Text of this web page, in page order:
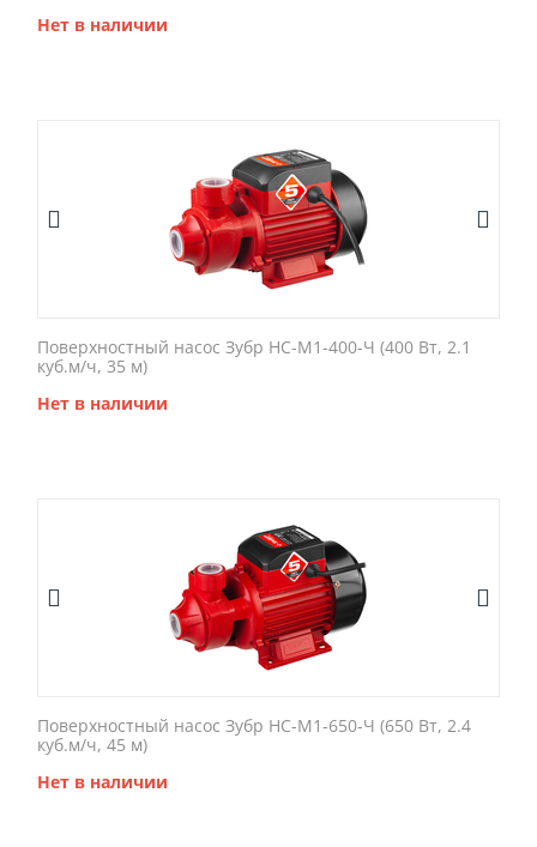
Нет в наличии
Поверхностный насос Зубр НС-М1-400-Ч (400 Вт, 2.1
куб.м/ч, 35 м)
Нет в наличии
Поверхностный насос Зубр НС-М1-650-Ч (650 Вт, 2.4
куб.м/ч, 45 м)
Нет в наличии